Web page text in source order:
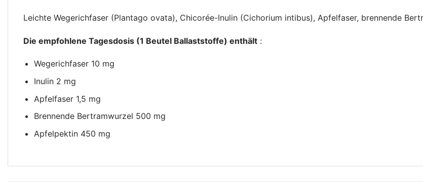
Leichte Wegerichfaser (Plantago ovata), Chicorée-Inulin (Cichorium intibus), Apfelfaser, brennende
Die empfohlene Tagesdosis (1 Beutel Ballaststoffe) enthält :
Wegerichfaser 10 mg
Inulin 2 mg
Apfelfaser 1,5 mg
Brennende Bertramwurzel 500 mg
Apfelpektin 450 mg